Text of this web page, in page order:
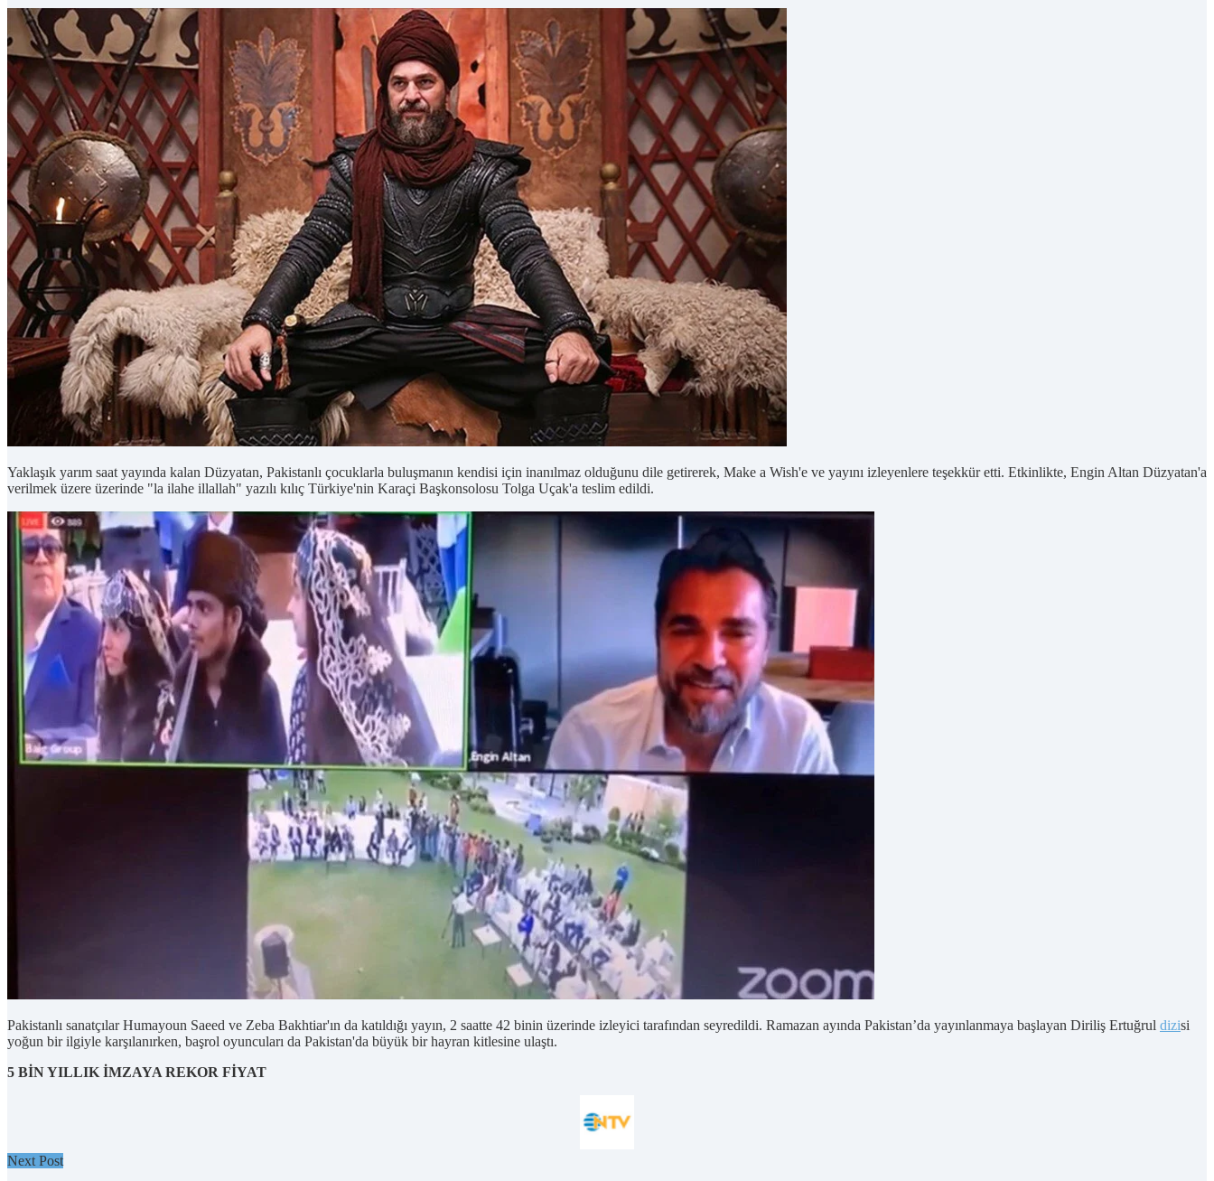
Yaklaşık yarım saat yayında kalan Düzyatan, Pakistanlı çocuklarla buluşmanın kendisi için inanılmaz olduğunu dile getirerek, Make a Wish'e ve yayını izleyenlere teşekkür etti. Etkinlikte, Engin Altan Düzyatan'a
verilmek üzere üzerinde "la ilahe illallah" yazılı kılıç Türkiye'nin Karaçi Başkonsolosu Tolga Uçak'a teslim edildi.
Pakistanlı sanatçılar Humayoun Saeed ve Zeba Bakhtiar'ın da katıldığı yayın, 2 saatte 42 binin üzerinde izleyici tarafından seyredildi. Ramazan ayında Pakistan’da yayınlanmaya başlayan Diriliş Ertuğrul dizisi
yoğun bir ilgiyle karşılanırken, başrol oyuncuları da Pakistan'da büyük bir hayran kitlesine ulaştı.
5 BİN YILLIK İMZAYA REKOR FİYAT
Next Post